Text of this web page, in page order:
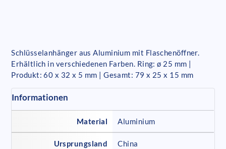
Schlüsselanhänger aus Aluminium mit Flaschenöffner.
Erhältlich in verschiedenen Farben. Ring: ø 25 mm |
Produkt: 60 x 32 x 5 mm | Gesamt: 79 x 25 x 15 mm
Informationen
Material Aluminium
Ursprungsland China